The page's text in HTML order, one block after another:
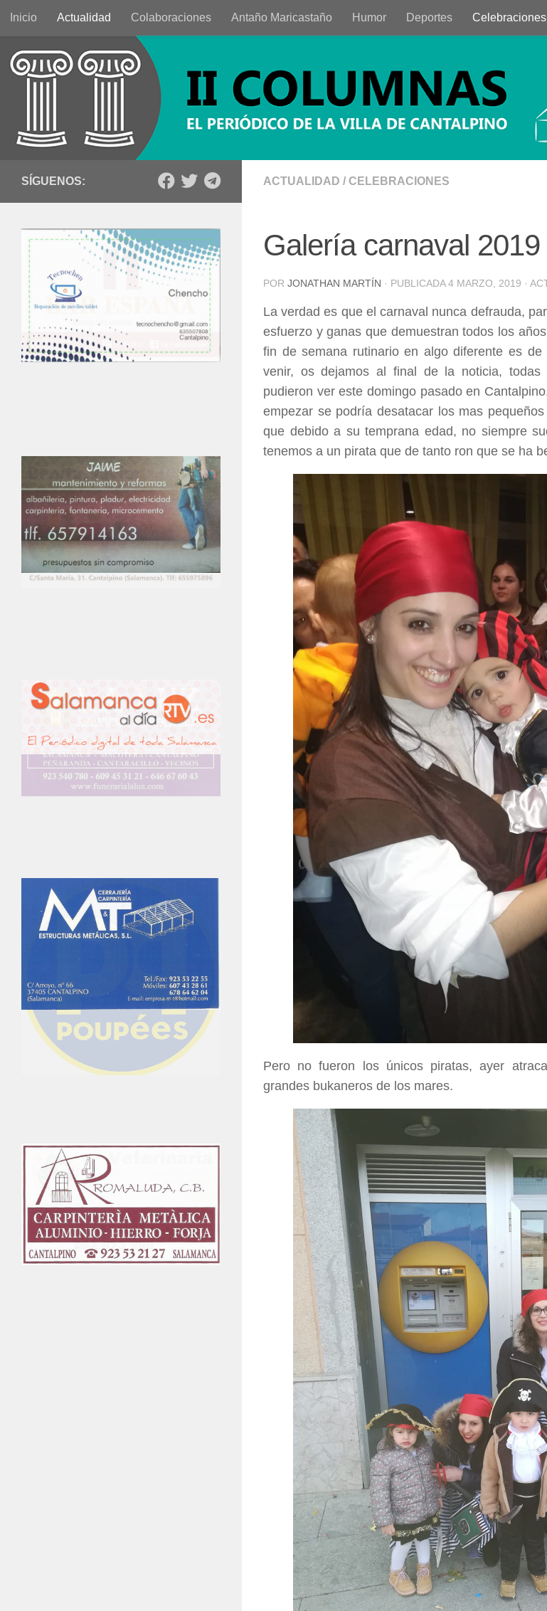
Saltar al contenido
Inicio Actualidad Colaboraciones Antaño Maricastaño Humor Deportes Celebraciones
ACTUALIDAD / CELEBRACIONES
Galería carnaval 2019
POR JONATHAN MARTÍN · PUBLICADA4 MARZO, 2019 ·
La verdad es que el carnaval nunca defrauda,
esfuerzo y ganas que demuestran todos los
fin de semana rutinario en algo diferente es
venir, os dejamos al final de la noticia,
pudieron ver este domingo pasado en
empezar se podría desatacar los mas
que debido a su temprana edad, no siempre
tenemos a un pirata que de tanto ron que se ha
Pero no fueron los únicos piratas, ayer
grandes bukaneros de los mares.
SÍGUENOS: